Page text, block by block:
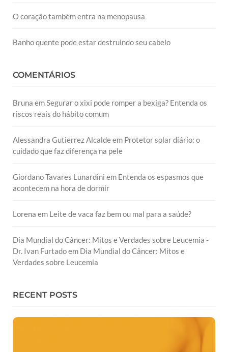
O coração também entra na menopausa
Banho quente pode estar destruindo seu cabelo
COMENTÁRIOS
Bruna emSegurar o xixi pode romper a bexiga? Entenda os
riscos reais do hábito comum
Alessandra Gutierrez Alcaldeem Protetor solar diário: o
cuidado que faz diferença na pele
Giordano Tavares Lunardini em Entenda os espasmos que
acontecem na hora de dormir
Lorena em Leite de vaca faz bem ou mal para a saúde?
Dia Mundial do Câncer: Mitos e Verdades sobre Leucemia -
Dr. Ivan Furtadoem Dia Mundial do Câncer: Mitos e
Verdades sobre Leucemia
RECENT POSTS